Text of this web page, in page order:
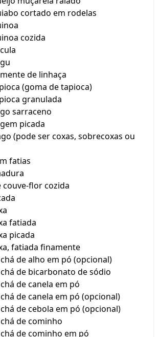
cortado em rodelas
cozida
de linhaça
(goma de tapioca)
granulada
sarraceno
picada
(pode ser coxas, sobrecoxas ou
fatias
couve-flor cozida
fatiada
picada
fatiada finamente
de alho em pó (opcional)
de bicarbonato de sódio
de canela em pó
de canela em pó (opcional)
de cebola em pó (opcional)
de cominho
de cominho em pó